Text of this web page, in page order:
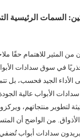
السمات الرئيسية
من المثير للاهتمام
جذريًا في سوق سدادات
الأداء الجيد فحسب، بل
الأبواب عالية
لتطوير منتجاتهم،
من الواضح أن
سدادات أبواب